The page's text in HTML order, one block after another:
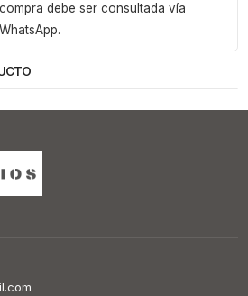
compra debe ser consultada vía
WhatsApp.